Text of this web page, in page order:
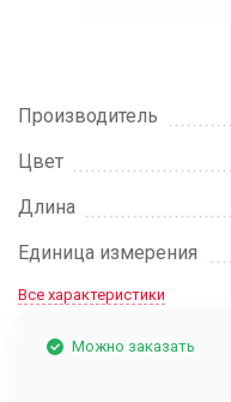
Производитель
Цвет
Длина
Единица измерения
Все характеристики
Можно заказать